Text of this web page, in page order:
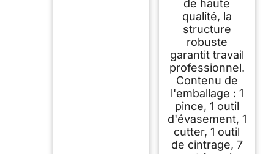
de haute
qualité, la
structure
robuste
garantit travail
professionnel.
Contenu de
l'emballage : 1
pince, 1 outil
d'évasement, 1
cutter, 1 outil
de cintrage, 7